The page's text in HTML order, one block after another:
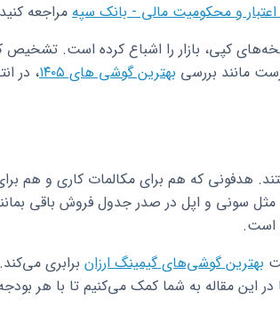
اعتبار و محکومیت مالی - بانک سپهمراجعه
کپی، بازار را اشباع کرده است. تشخیص
مانند بررسی بهترین گوشی های ۱۴۰۵
، در
هدفونی که هم برای مکالمات کاری و هم
سونی و اپل در صدر جدول فروش باقی
است.
بهترین گوشی‌های گیمینگ ارزان برابری
مقاله به شما کمک می‌کنیم تا با هر